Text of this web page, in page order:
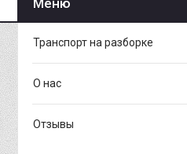
Транспорт на разборке
О нас
Отзывы